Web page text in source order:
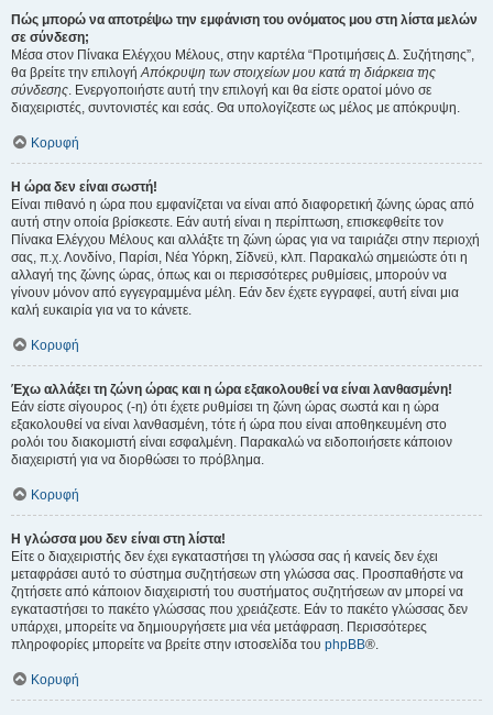
Πώς μπορώ να αποτρέψω την εμφάνιση του ονόματος μου στη λίστα μελών
σε σύνδεση;
Μέσα στον Πίνακα Ελέγχου Μέλους, στην καρτέλα “Προτιμήσεις Δ. Συζήτησης”,
θα βρείτε την επιλογήΑπόκρυψη των στοιχείων μου κατά τη διάρκεια της
σύνδεσης. Ενεργοποιήστε αυτή την επιλογή και θα είστε ορατοί μόνο σε
διαχειριστές, συντονιστές και εσάς. Θα υπολογίζεστε ως μέλος με απόκρυψη.
Κορυφή
Η ώρα δεν είναι σωστή!
Είναι πιθανό η ώρα που εμφανίζεται να είναι από διαφορετική ζώνης ώρας από
αυτή στην οποία βρίσκεστε. Εάν αυτή είναι η περίπτωση, επισκεφθείτε τον
Πίνακα Ελέγχου Μέλους και αλλάξτε τη ζώνη ώρας για να ταιριάζει στην περιοχή
σας, π.χ. Λονδίνο, Παρίσι, Νέα Υόρκη, Σίδνεϋ, κλπ. Παρακαλώ σημειώστε ότι η
αλλαγή της ζώνης ώρας, όπως και οι περισσότερες ρυθμίσεις, μπορούν να
γίνουν μόνον από εγγεγραμμένα μέλη. Εάν δεν έχετε εγγραφεί, αυτή είναι μια
καλή ευκαιρία για να το κάνετε.
Κορυφή
Έχω αλλάξει τη ζώνη ώρας και η ώρα εξακολουθεί να είναι λανθασμένη!
Εάν είστε σίγουρος (-η) ότι έχετε ρυθμίσει τη ζώνη ώρας σωστά και η ώρα
εξακολουθεί να είναι λανθασμένη, τότε ή ώρα που είναι αποθηκευμένη στο
ρολόι του διακομιστή είναι εσφαλμένη. Παρακαλώ να ειδοποιήσετε κάποιον
διαχειριστή για να διορθώσει το πρόβλημα.
Κορυφή
Η γλώσσα μου δεν είναι στη λίστα!
Είτε ο διαχειριστής δεν έχει εγκαταστήσει τη γλώσσα σας ή κανείς δεν έχει
μεταφράσει αυτό το σύστημα συζητήσεων στη γλώσσα σας. Προσπαθήστε να
ζητήσετε από κάποιον διαχειριστή του συστήματος συζητήσεων αν μπορεί να
εγκαταστήσει το πακέτο γλώσσας που χρειάζεστε. Εάν το πακέτο γλώσσας δεν
υπάρχει, μπορείτε να δημιουργήσετε μια νέα μετάφραση. Περισσότερες
πληροφορίες μπορείτε να βρείτε στην ιστοσελίδα του phpBB®.
Κορυφή